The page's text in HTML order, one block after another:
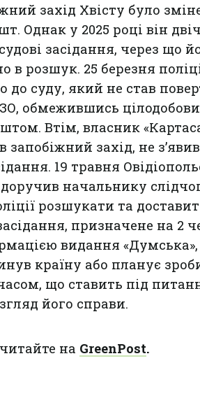
захід Хвісту було
Однак у 2025 році він
засідання, через що
в розшук. 25 березня
до суду, який не став
обмежившись
Втім, власник
запобіжний захід, не
19 травня
начальнику
розшукати та
призначене на 2
видання «Думська»,
країну або планує
що ставить під
його справи.
на GreenPost.